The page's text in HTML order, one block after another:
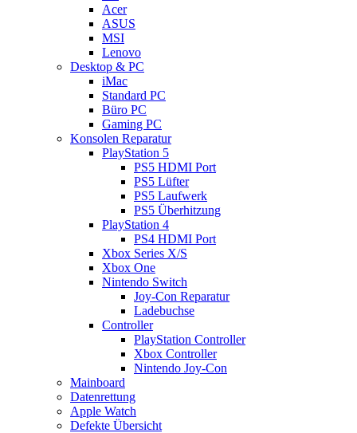
Acer
ASUS
MSI
Lenovo
Desktop & PC
iMac
Standard PC
Büro PC
Gaming PC
Konsolen Reparatur
PlayStation 5
PS5 HDMI Port
PS5 Lüfter
PS5 Laufwerk
PS5 Überhitzung
PlayStation 4
PS4 HDMI Port
Xbox Series X/S
Xbox One
Nintendo Switch
Joy-Con Reparatur
Ladebuchse
Controller
PlayStation Controller
Xbox Controller
Nintendo Joy-Con
Mainboard
Datenrettung
Apple Watch
Defekte Übersicht